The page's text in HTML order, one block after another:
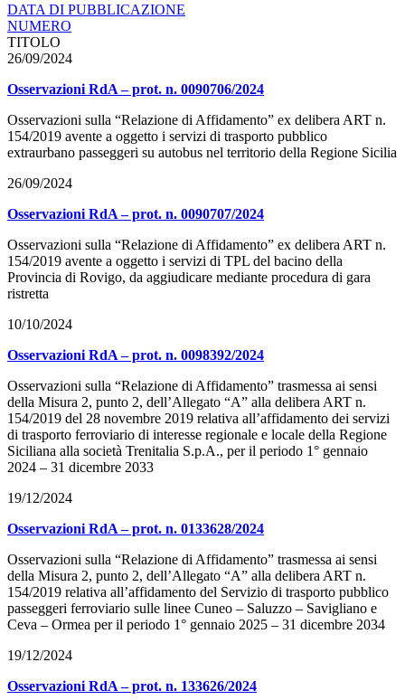
DATA DI PUBBLICAZIONE
NUMERO
TITOLO
26/09/2024
Osservazioni RdA – prot. n. 0090706/2024
Osservazioni sulla “Relazione di Affidamento” ex delibera ART n.
154/2019 avente a oggetto i servizi di trasporto pubblico
extraurbano passeggeri su autobus nel territorio della Regione Sicilia
26/09/2024
Osservazioni RdA – prot. n. 0090707/2024
Osservazioni sulla “Relazione di Affidamento” ex delibera ART n.
154/2019 avente a oggetto i servizi di TPL del bacino della
Provincia di Rovigo, da aggiudicare mediante procedura di gara
ristretta
10/10/2024
Osservazioni RdA – prot. n. 0098392/2024
Osservazioni sulla “Relazione di Affidamento” trasmessa ai sensi
della Misura 2, punto 2, dell’Allegato “A” alla delibera ART n.
154/2019 del 28 novembre 2019 relativa all’affidamento dei servizi
di trasporto ferroviario di interesse regionale e locale della Regione
Siciliana alla società Trenitalia S.p.A., per il periodo 1° gennaio
2024 – 31 dicembre 2033
19/12/2024
Osservazioni RdA – prot. n. 0133628/2024
Osservazioni sulla “Relazione di Affidamento” trasmessa ai sensi
della Misura 2, punto 2, dell’Allegato “A” alla delibera ART n.
154/2019 relativa all’affidamento del Servizio di trasporto pubblico
passeggeri ferroviario sulle linee Cuneo – Saluzzo – Savigliano e
Ceva – Ormea per il periodo 1° gennaio 2025 – 31 dicembre 2034
19/12/2024
Osservazioni RdA – prot. n. 133626/2024